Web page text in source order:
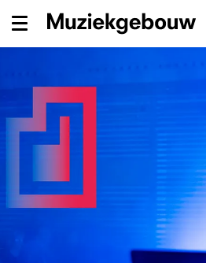
Menu